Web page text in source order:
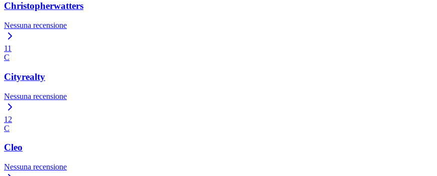
Christopherwatters
Nessuna recensione
11
C
Cityrealty
Nessuna recensione
12
C
Cleo
Nessuna recensione